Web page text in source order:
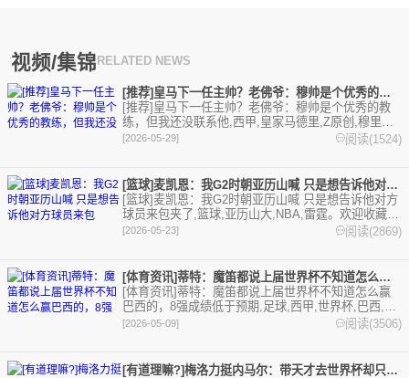
视频/集锦 RELATED NEWS
[推荐]皇马下一任主帅？老佛爷：穆帅是个优秀的教练，但我还没
[推荐]皇马下一任主帅？老佛爷：穆帅是个优秀的教
练，但我还没联系他,西甲,皇家马德里,Z原创,穆里尼
奥,足球,精彩体育剪辑视频在线播放。本站提供最全
[2026-05-29] 阅读(1524)
[篮球]麦凯恩：我G2时朝亚历山喊 只是想告诉他对方球员来包
[篮球]麦凯恩：我G2时朝亚历山喊 只是想告诉他对方
球员来包夹了,篮球,亚历山大,NBA,雷霆。欢迎收藏本
站，24小时为你更新最新的足球，篮球体育资讯。
[2026-05-23] 阅读(2869)
[体育资讯]蒂特：魔笛都说上届世界杯不知道怎么赢巴西的，8强
[体育资讯]蒂特：魔笛都说上届世界杯不知道怎么赢
巴西的，8强成绩低于预期,足球,西甲,世界杯,巴西,克
罗地亚,意甲,五洲,巴甲。欢迎收藏本站，24小时为你
[2026-05-09] 阅读(3506)
[有道理嘛?]梅洛力挺内马尔：带天才去世界杯却只给15分钟，